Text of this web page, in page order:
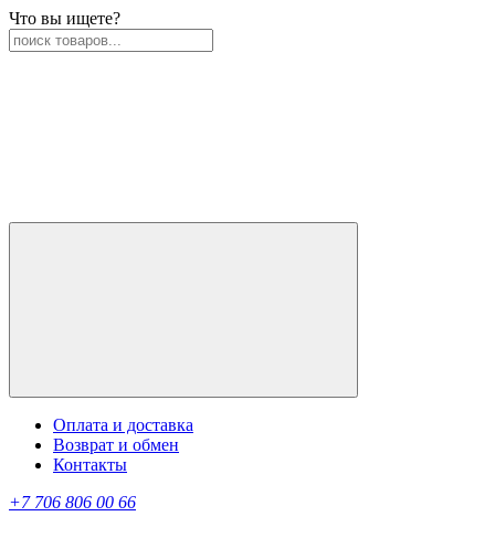
Что вы ищете?
Оплата и доставка
Возврат и обмен
Контакты
+7 706 806 00 66